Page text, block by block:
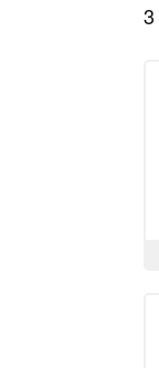
3